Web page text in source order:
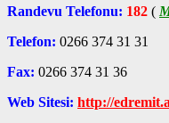
Randevu Telefonu: 182 (
Telefon: 0266 374 31 31
Fax: 0266 374 31 36
Web Sitesi: http://